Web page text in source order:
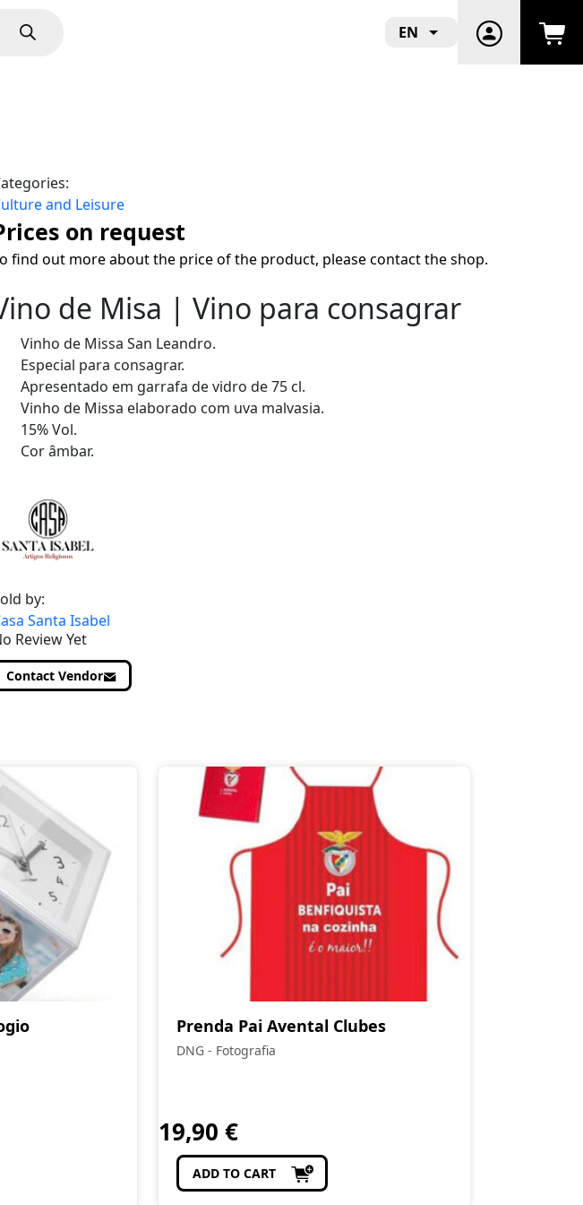
EN
and Leisure
on request
find out more about the price of the product, please contact the shop.
de Misa | Vino para consagrar
Vinho de Missa San Leandro.
Especial para consagrar.
Apresentado em garrafa de vidro de 75 cl.
Vinho de Missa elaborado com uva malvasia.
15% Vol.
Cor âmbar.
by:
Santa Isabel
Review Yet
Contact Vendor
Prenda Pai Avental Clubes
DNG - Fotografia
19,90 €
ADD TO CART